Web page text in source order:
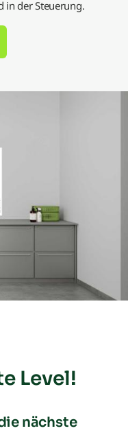
in der Steuerung.
Level!
nächste